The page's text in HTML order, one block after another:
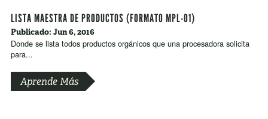
LISTA MAESTRA DE PRODUCTOS (FORMATO MPL-01)
Publicado: Jun 6, 2016
Donde se lista todos productos orgánicos que una procesadora solicita
para...
Aprende Más